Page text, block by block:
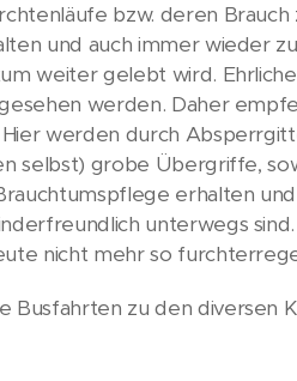
bzw. deren Brauch
und auch immer wieder
weiter gelebt wird.
werden. Daher
Hier werden durch
selbst) grobe Übergriffe,
erhalten
unterwegs
nicht mehr so
Busfahrten zu den diversen